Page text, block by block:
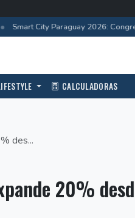
Smart City Paraguay 2026:
CALCULADORAS
des...
20%